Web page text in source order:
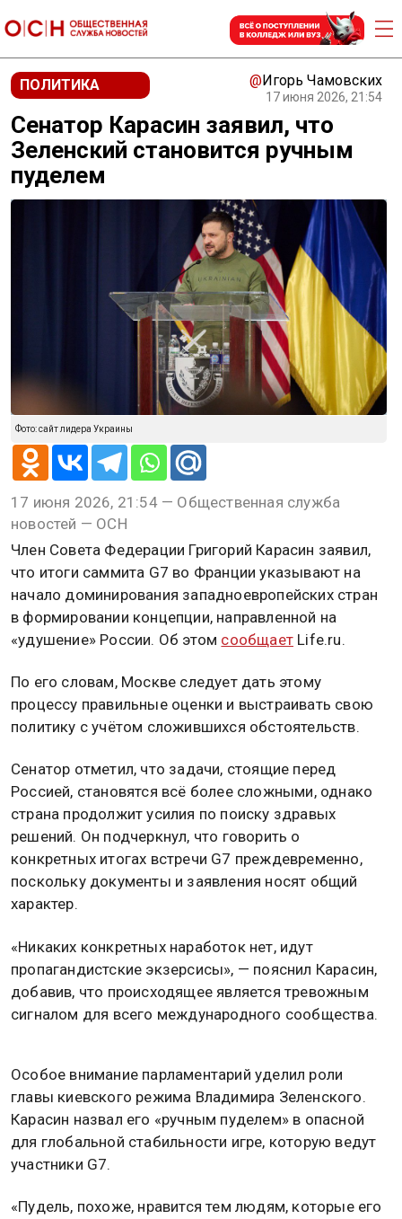
ПОЛИТИКА @Игорь Чамовских
17 июня 2026, 21:54
Сенатор Карасин заявил, что
Зеленский становится ручным
пуделем
Фото: сайт лидера Украины
17 июня 2026, 21:54 — Общественная служба
новостей — ОСН
Член Совета Федерации Григорий Карасин заявил,
что итоги саммита G7 во Франции указывают на
начало доминирования западноевропейских стран
в формировании концепции, направленной на
«удушение» России. Об этом сообщает Life.ru.
По его словам, Москве следует дать этому
процессу правильные оценки и выстраивать свою
политику с учётом сложившихся обстоятельств.
Сенатор отметил, что задачи, стоящие перед
Россией, становятся всё более сложными, однако
страна продолжит усилия по поиску здравых
решений. Он подчеркнул, что говорить о
конкретных итогах встречи G7 преждевременно,
поскольку документы и заявления носят общий
характер.
«Никаких конкретных наработок нет, идут
пропагандистские экзерсисы», — пояснил Карасин,
добавив, что происходящее является тревожным
сигналом для всего международного сообщества.
Особое внимание парламентарий уделил роли
главы киевского режима Владимира Зеленского.
Карасин назвал его «ручным пуделем» в опасной
для глобальной стабильности игре, которую ведут
участники G7.
«Пудель, похоже, нравится тем людям, которые его